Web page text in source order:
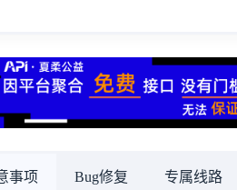
事项 Bug修复 专属线路